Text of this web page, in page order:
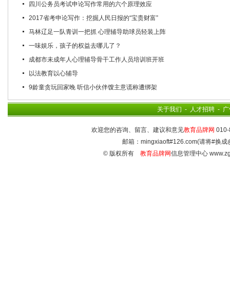
四川公务员考试申论写作常用的六个原理效应
2017省考申论写作：挖掘人民日报的“宝贵财富”
马林辽足一队青训一把抓 心理辅导助球员轻装上阵
一味娱乐，孩子的权益去哪儿了？
成都市未成年人心理辅导骨干工作人员培训班开班
以法教育以心辅导
9龄童贪玩回家晚 听信小伙伴馊主意谎称遭绑架
关于我们 - 人才招聘 -
欢迎您的咨询、留言、建议和意见教育品牌网
邮箱：mingxiaoft#126.com(请将#换
© 版权所有 教育品牌网信息管理中心